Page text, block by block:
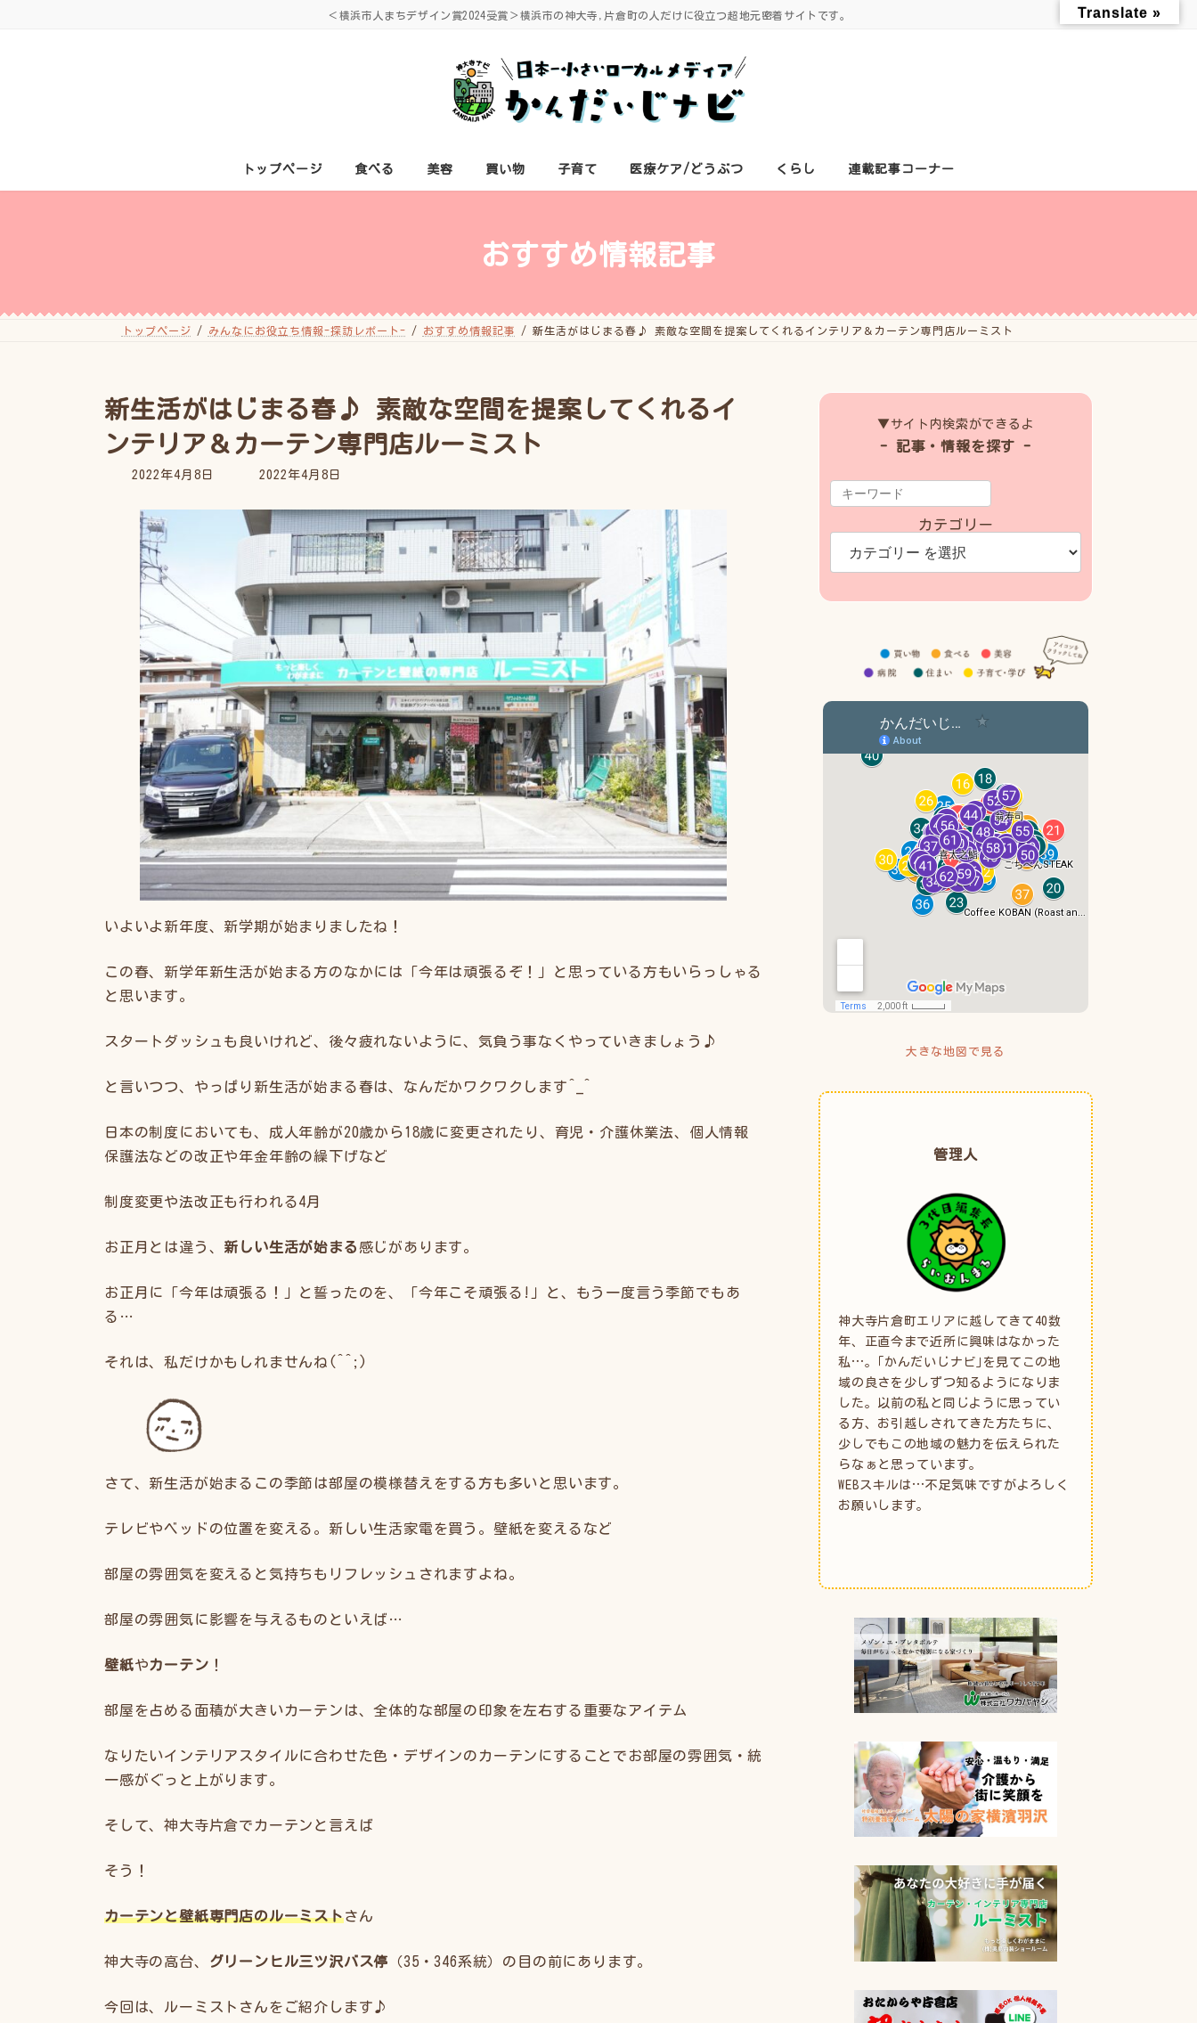
＜横浜市人まちデザイン賞2024受賞＞横浜市の神大寺,片倉町の人だけに役立つ超地元密着サイトです。
トップページ 食べる 美容 買い物 子育て 医療ケア/どうぶつ くらし 連載記事コーナー
おすすめ情報記事
トップページ みんなにお役立ち情報-探訪レポート- おすすめ情報記事 新生活がはじまる春♪ 素敵な空間を提案してくれるインテリア＆カーテン専門店ルーミスト
新生活がはじまる春♪ 素敵な空間を提案してくれるイ
ンテリア＆カーテン専門店ルーミスト
2022年4月8日
最
新
日
時
2022年4月8日
いよいよ新年度、新学期が始まりましたね！
この春、新学年新生活が始まる方のなかには「今年は頑張るぞ！」と思っている方もいらっしゃる
と思います。
スタートダッシュも良いけれど、後々疲れないように、気負う事なくやっていきましょう♪
と言いつつ、やっぱり新生活が始まる春は、なんだかワクワクします^_^
日本の制度においても、成人年齢が20歳から18歳に変更されたり、育児・介護休業法、個人情報
保護法などの改正や年金年齢の繰下げなど
制度変更や法改正も行われる4月
お正月とは違う、 新しい生活が始まる 感じがあります。
お正月に「今年は頑張る！」と誓ったのを、「今年こそ頑張る!」と、もう一度言う季節でもあ
る…
それは、私だけかもしれませんね(^^;)
さて、新生活が始まるこの季節は部屋の模様替えをする方も多いと思います。
テレビやベッドの位置を変える。新しい生活家電を買う。壁紙を変えるなど
部屋の雰囲気を変えると気持ちもリフレッシュされますよね。
部屋の雰囲気に影響を与えるものといえば…
壁紙やカーテン ！
部屋を占める面積が大きいカーテンは、全体的な部屋の印象を左右する重要なアイテム
なりたいインテリアスタイルに合わせた色・デザインのカーテンにすることでお部屋の雰囲気・統
一感がぐっと上がります。
そして、神大寺片倉でカーテンと言えば
そう！
カーテンと壁紙専門店のルーミストさん
神大寺の高台、 グリーンヒル三ツ沢バス停 （35・346系統）の目の前にあります。
今回は、ルーミストさんをご紹介します♪
▼サイト内検索ができるよ
- 記事・情報を探す -
カテゴリー
大きな地図で見る
管理人
神大寺片倉町エリアに越してきて40数
年、正直今まで近所に興味はなかった
私…。｢かんだいじナビ｣を見てこの地
域の良さを少しずつ知るようになりま
した。以前の私と同じように思ってい
る方、お引越しされてきた方たちに、
少しでもこの地域の魅力を伝えられた
らなぁと思っています。
WEBスキルは…不足気味ですがよろしく
お願いします。
Translate »